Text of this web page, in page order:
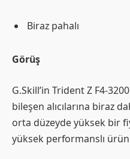
Biraz pahalı
Görüş
G.Skill’in Trident Z F4-
bileşen alıcılarına biraz
orta düzeyde yüksek bir
yüksek performanslı